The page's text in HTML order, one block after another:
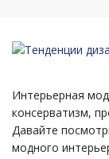
Интерьерная
консерватизм,
Давайте
модного